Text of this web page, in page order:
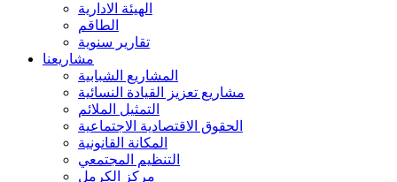
الهيئة الادارية
الطاقم
تقارير سنوية
مشاريعنا
المشاريع الشبابية
مشاريع تعزيز القيادة النسائية
التمثيل الملائم
الحقوق الاقتصادية الاجتماعية
المكانة القانونية
التنظيم المجتمعي
مركز الكرمل